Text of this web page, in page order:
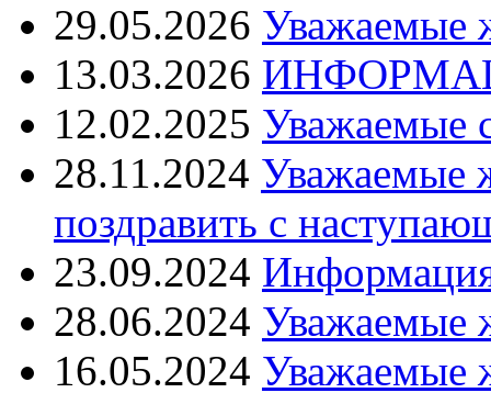
29.05.2026 Уважаемые
13.03.2026
12.02.2025 Уважаемые
28.11.2024 Уважаемые
поздравить с
23.09.2024
28.06.2024 Уважаемые
16.05.2024 Уважаемые